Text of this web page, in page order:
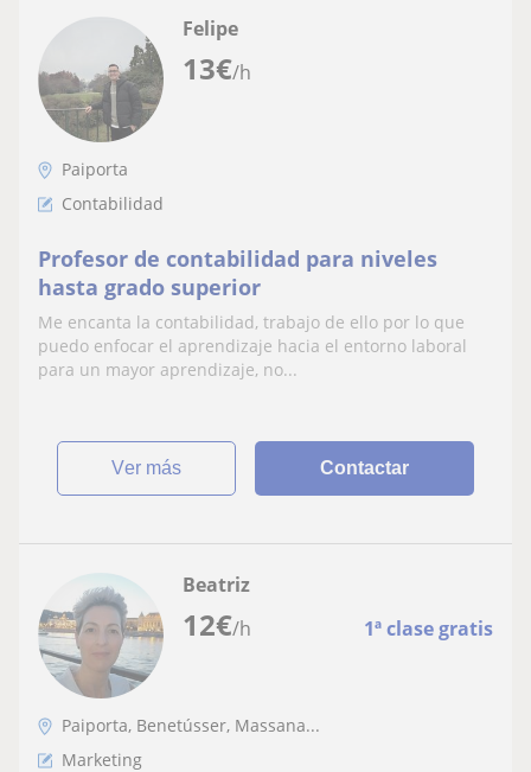
13€/h
Felipe
Paiporta
Contabilidad
Profesor de contabilidad para niveles
hasta grado superior
Me encanta la contabilidad, trabajo de ello por lo que
puedo enfocar el aprendizaje hacia el entorno laboral
para un mayor aprendizaje, no...
ver más Contactar
12€/h 1ª clase gratis
Beatriz
Paiporta, Benetússer, Massana...
Marketing